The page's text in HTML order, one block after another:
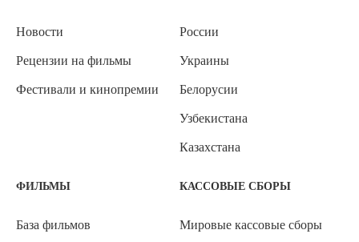
Новости
Рецензии на фильмы
Фестивали и кинопремии
России
Украины
Белорусии
Узбекистана
Казахстана
ФИЛЬМЫ
База фильмов
КАССОВЫЕ СБОРЫ
Мировые кассовые сборы